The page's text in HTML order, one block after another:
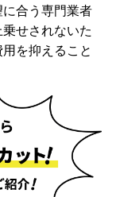
合う専門業者
せされないた
を抑えること